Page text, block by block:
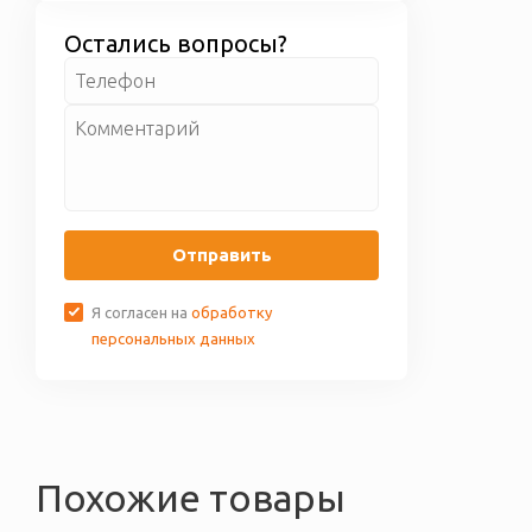
бракованный товар, мы его
обмениваем вам. Более
подробные условия по гарантии
и возврат
Остались вопросы?
Отправить
Я согласен на обработку
персональных данных
Похожие товары